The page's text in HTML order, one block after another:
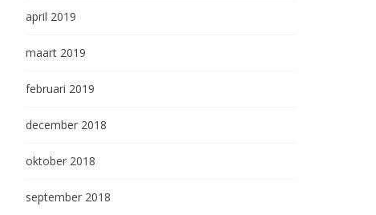
april 2019
maart 2019
februari 2019
december 2018
oktober 2018
september 2018